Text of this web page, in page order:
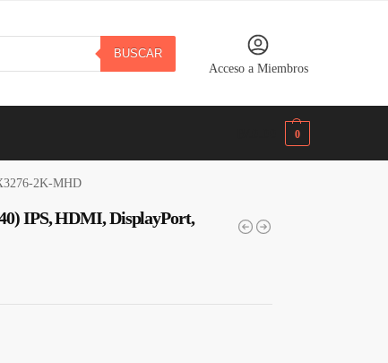
BUSCAR
Acceso a Miembros
0
2K-MHD
IPS, HDMI, DisplayPort,